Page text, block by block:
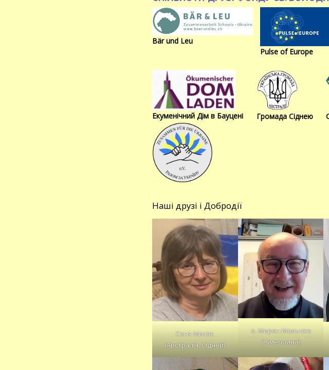
Bär und Leu
Pulse of Europe
Екуменічний Дім в Бауцені Громада Сіднею
Наші друзі і Добродії
Соня Мисак
(Австралія, Сідней)
о. Мирон Мольчко
(Німеччина)